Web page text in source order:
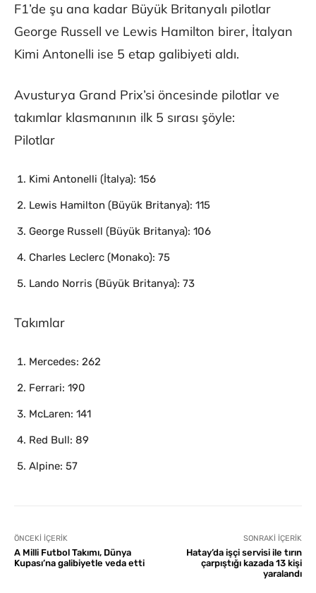
F1’de şu ana kadar Büyük Britanyalı pilotlar
George Russell ve Lewis Hamilton birer, İtalyan
Kimi Antonelli ise 5 etap galibiyeti aldı.
Avusturya Grand Prix’si öncesinde pilotlar ve
takımlar klasmanının ilk 5 sırası şöyle:
Pilotlar
Kimi Antonelli (İtalya): 156
Lewis Hamilton (Büyük Britanya): 115
George Russell (Büyük Britanya): 106
Charles Leclerc (Monako): 75
Lando Norris (Büyük Britanya): 73
Takımlar
Mercedes: 262
Ferrari: 190
McLaren: 141
Red Bull: 89
Alpine: 57
ÖNCEKI İÇERIK
A Milli Futbol Takımı, Dünya
Kupası’na galibiyetle veda etti
SONRAKI İÇERIK
Hatay’da işçi servisi ile tırın
çarpıştığı kazada 13 kişi
yaralandı